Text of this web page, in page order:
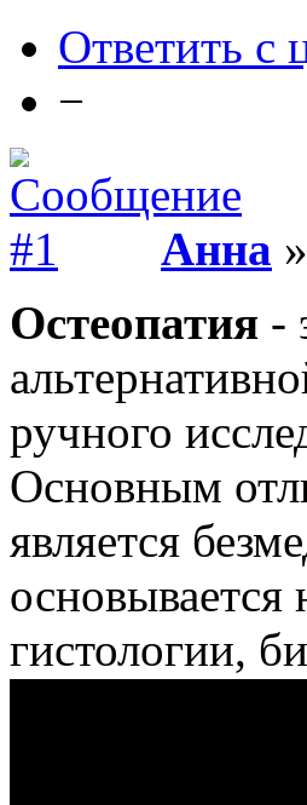
Ответить с
−
Анна
Остеопатия -
ручного
Основным
является
гистологии,